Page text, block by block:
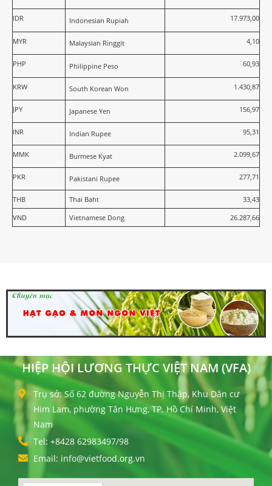
IDR Indonesian Rupiah 17.973,00
MYR Malaysian Ringgit 4,10
PHP Philippine Peso 60,93
KRW South Korean Won 1.430,87
JPY Japanese Yen 156,97
INR Indian Rupee 95,31
MMK Burmese Kyat 2.099,67
PKR Pakistani Rupee 277,71
THB Thai Baht
33,43
VND
Vietnamese Dong 26.287,66
HIỆP HỘI LƯƠNG THỰC VIỆT NAM (VFA)
Trụ sở: Số 62 đường Nguyễn Thị Thập, Khu Dân cư
Him Lam, phường Tân Hưng, TP. Hồ Chí Minh, Việt
Nam
Tel: +8428 62983497/98
Email: info@vietfood.org.vn